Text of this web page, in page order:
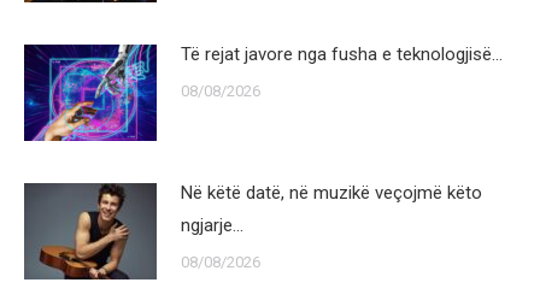
Të rejat javore nga fusha e teknologjisë…
08/08/2026
Në këtë datë, në muzikë veçojmë këto
ngjarje…
08/08/2026